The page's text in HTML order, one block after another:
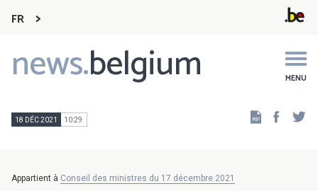
FR
news.belgium MENU
Main
navigation
18 DÉC 2021 10:29
Appartient à Conseil des ministres du 17 décembre 2021